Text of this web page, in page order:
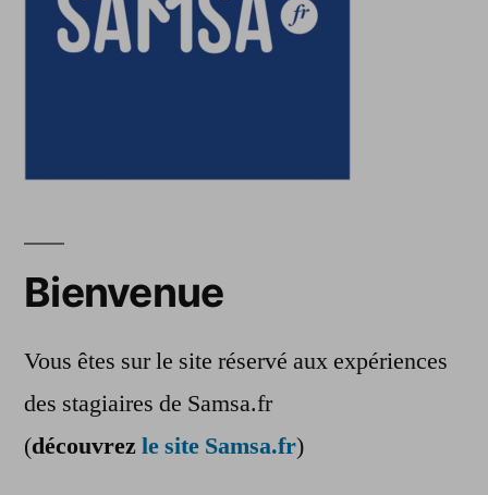
Bienvenue
Vous êtes sur le site réservé aux expériences
des stagiaires de Samsa.fr
(découvrezle site Samsa.fr)